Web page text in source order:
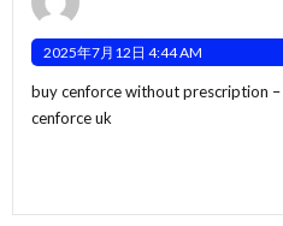
2025年7月12日 4:44 AM
buy cenforce without prescription –
cenforce uk